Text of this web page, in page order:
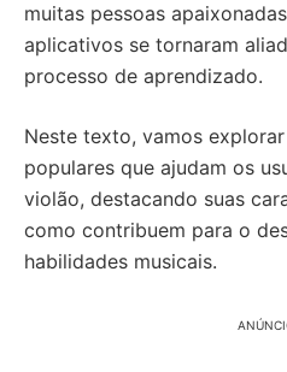
muitas pessoas
aplicativos se tornaram
processo de aprendizado.
Neste texto, vamos
populares que ajudam os
violão, destacando suas
como contribuem para o
habilidades musicais.